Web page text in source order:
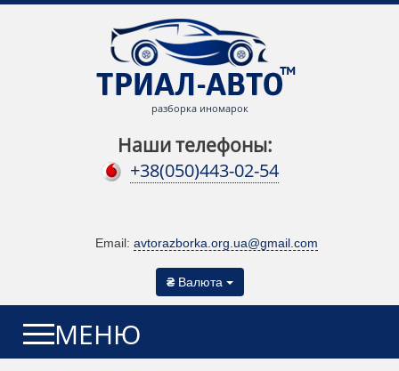
разборка иномарок
Наши телефоны:
+38(050)443-02-54
Email: avtorazborka.org.ua@gmail.com
₴ Валюта
МЕНЮ